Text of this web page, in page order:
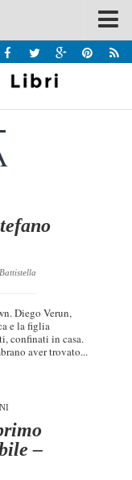
Diego Verun,
e la figlia
confinati in casa.
aver trovato...
–